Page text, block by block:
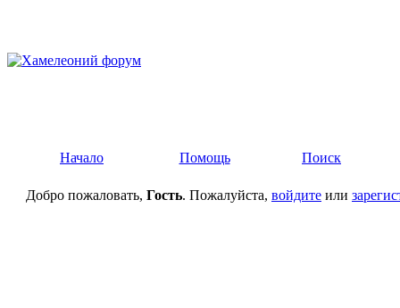
Начало Помощь Поиск
Добро пожаловать, Гость. Пожалуйста, войдите или